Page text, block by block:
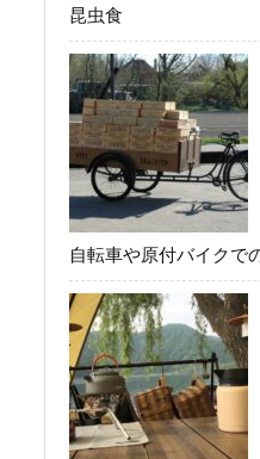
昆虫食
自転車や原付バイクで